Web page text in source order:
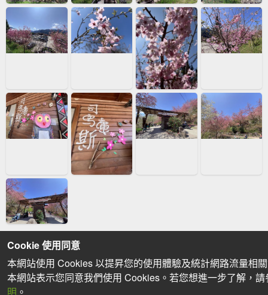
Cookie 使用同意
本網站使用 Cookies 以提昇您的使用體驗及統計網路流量相
本網站表示您同意我們使用 Cookies。若您想進一步了解，
明 。